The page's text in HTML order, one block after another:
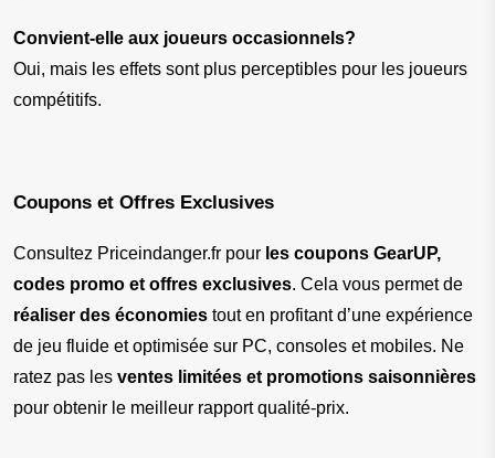
Convient-elle aux joueurs occasionnels?
Oui, mais les effets sont plus perceptibles pour les joueurs
compétitifs.
Coupons et Offres Exclusives
Consultez Priceindanger.fr pour les coupons GearUP,
codes promo et offres exclusives
réaliser des économies tout en profitant d’une expérience
de jeu fluide et optimisée sur PC, consoles et mobiles. Ne
ratez pas les ventes limitées et promotions saisonnières
pour obtenir le meilleur rapport qualité-prix.